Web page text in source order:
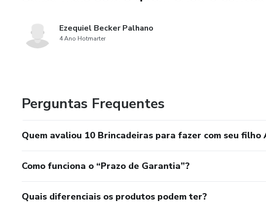
Ezequiel Becker Palhano
4 Ano Hotmarter
Perguntas Frequentes
Quem avaliou 10 Brincadeiras para fazer com seu filho
Como funciona o “Prazo de Garantia”?
Quais diferenciais os produtos podem ter?